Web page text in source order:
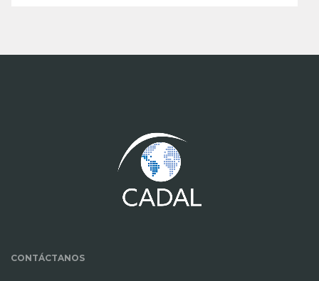
CONTÁCTANOS